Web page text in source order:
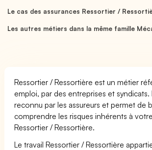
Le cas des assurances Ressortier /
Les autres métiers dans la même famille
Ressortier / Ressortière est un métier
emploi, par des entreprises et
reconnu par les assureurs et permet de
comprendre les risques inhérents à
Ressortier / Ressortière.
Le travail Ressortier / Ressortière